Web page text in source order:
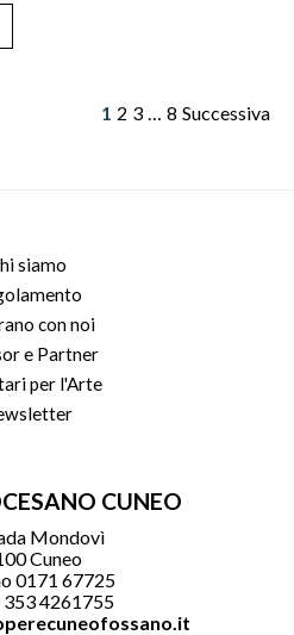
1 2 3 … 8 Successiva
siamo
con noi
e Partner
per l'Arte
CUNEO
Mondovì
Cuneo
0171 67725
4261755